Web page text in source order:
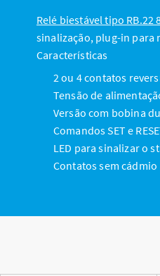
Relé biestável tipo RB.22
sinalização, plug-in para
Características
2 ou 4 contatos
Tensão de
Versão com bobina
Comandos SET e
LED para sinalizar o
Contatos sem cádmio